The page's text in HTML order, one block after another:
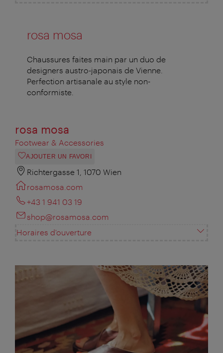
rosa mosa
Chaussures faites main par un duo de
designers austro-japonais de Vienne.
Perfection artisanale au style non-
conformiste.
rosa mosa
Footwear & Accessories
AJOUTER UN FAVORI
Richtergasse 1, 1070 Wien
rosamosa.com
+43 1 941 03 19
shop@rosamosa.com
Horaires d'ouverture